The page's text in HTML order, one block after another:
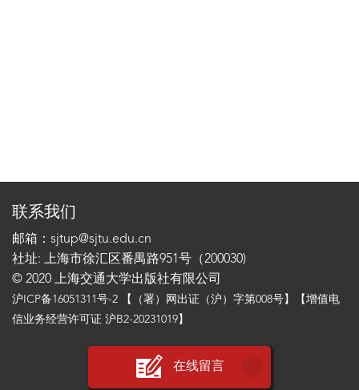
联系我们
邮箱：sjtup@sjtu.edu.cn
社址: 上海市徐汇区番禺路951号（200030)
© 2020 上海交通大学出版社有限公司
沪ICP备16051311号-2 【（署）网出证（沪）字第008号】【增值电
信业务经营许可证 沪B2-20231019】
在线留言